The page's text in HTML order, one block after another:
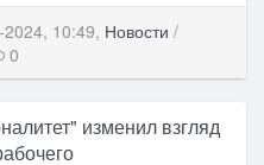
10:49, Новости /
0
изменил взгляд